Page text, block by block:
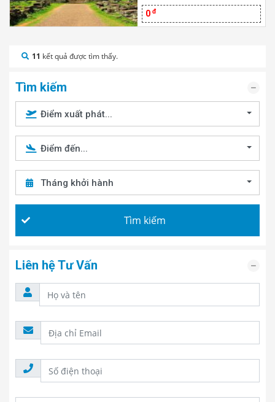
0 đ
11 kết quả được tìm thấy.
Tìm kiếm
Điểm xuất phát...
Điểm đến...
Tháng khởi hành
Tìm kiếm
Liên hệ Tư Vấn